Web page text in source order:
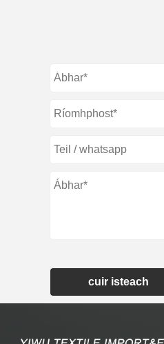
cuir isteach